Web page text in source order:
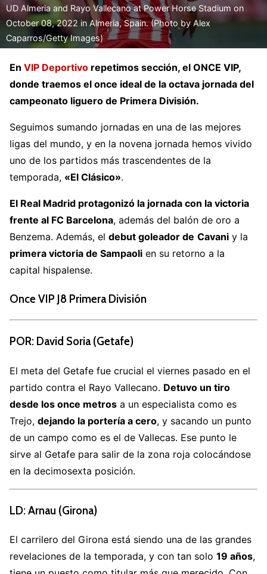
UD Almeria and Rayo Vallecano at Power Horse Stadium on
October 08, 2022 in Almeria, Spain. (Photo by Alex
Caparros/Getty Images)
En VIP Deportivo repetimos sección, el ONCE VIP,
donde traemos el once ideal de la octava jornada del
campeonato liguero de Primera División.
Seguimos sumando jornadas en una de las mejores
ligas del mundo, y en la novena jornada hemos vivido
uno de los partidos más trascendentes de la
temporada, «El Clásico».
El Real Madrid protagonizó la jornada con la victoria
frente al FC Barcelona, además del balón de oro a
Benzema. Además, el debut goleador de Cavani y la
primera victoria de Sampaoli en su retorno a la
capital hispalense.
Once VIP J8 Primera División
POR: David Soria (Getafe)
El meta del Getafe fue crucial el viernes pasado en el
partido contra el Rayo Vallecano. Detuvo un tiro
desde los once metros a un especialista como es
Trejo, dejando la portería a cero, y sacando un punto
de un campo como es el de Vallecas. Ese punto le
sirve al Getafe para salir de la zona roja colocándose
en la decimosexta posición.
LD: Arnau (Girona)
El carrilero del Girona está siendo una de las grandes
revelaciones de la temporada, y con tan solo 19 años,